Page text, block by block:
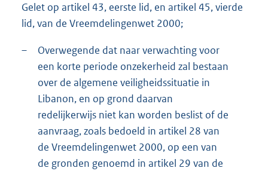
1
3
b
Gelet op artikel 43, eerste lid, en artikel 45, vierde
lid, van de Vreemdelingenwet 2000;
–
Overwegende dat naar verwachting voor
een korte periode onzekerheid zal bestaan
over de algemene veiligheidssituatie in
Libanon, en op grond daarvan
redelijkerwijs niet kan worden beslist of de
aanvraag, zoals bedoeld in artikel 28 van
de Vreemdelingenwet 2000, op een van
de gronden genoemd in artikel 29 van de